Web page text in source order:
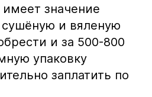
значение
и вяленую
и за 500-800
упаковку
заплатить по